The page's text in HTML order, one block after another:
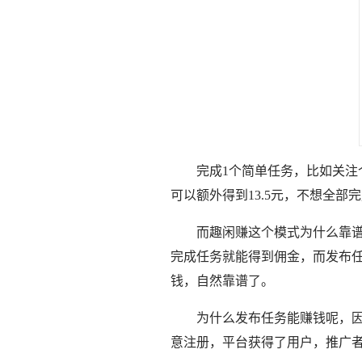
完成1个简单任务，比如关
可以额外得到13.5元，不想全部
而趣闲赚这个模式为什么靠
完成任务就能得到佣金，而发布
钱，自然靠谱了。
为什么发布任务能赚钱呢，
意注册，平台获得了用户，推广